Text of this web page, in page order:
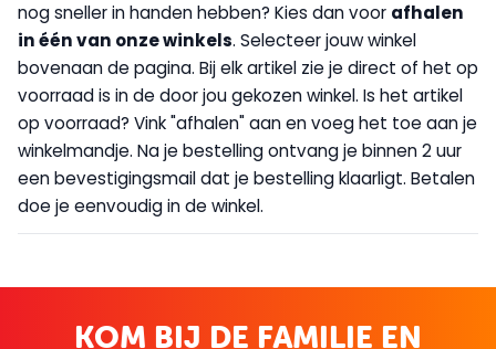
nog sneller in handen hebben? Kies dan voor afhalen
in één van onze winkels. Selecteer jouw winkel
bovenaan de pagina. Bij elk artikel zie je direct of het op
voorraad is in de door jou gekozen winkel. Is het artikel
op voorraad? Vink "afhalen" aan en voeg het toe aan je
winkelmandje. Na je bestelling ontvang je binnen 2 uur
een bevestigingsmail dat je bestelling klaarligt. Betalen
doe je eenvoudig in de winkel.
KOM BIJ DE FAMILIE EN